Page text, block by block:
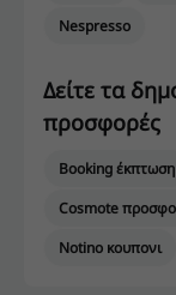
Nespresso
Δείτε τα
προσφορές
Booking έκπτωση
Cosmote
Notino κουπονι